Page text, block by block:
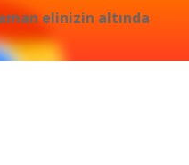
elinizin altında